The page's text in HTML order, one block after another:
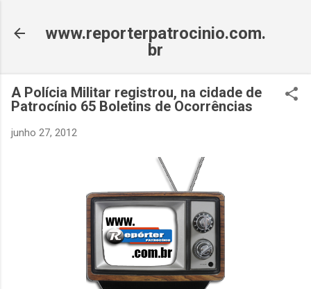
www.reporterpatrocinio.com.
br
A Polícia Militar registrou, na cidade de
Patrocínio 65 Boletins de Ocorrências
junho 27, 2012